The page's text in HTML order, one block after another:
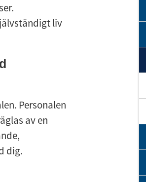
liv
Personalen
av en
dig.